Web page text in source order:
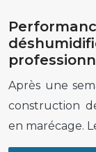
Après une
construction
en marécage.